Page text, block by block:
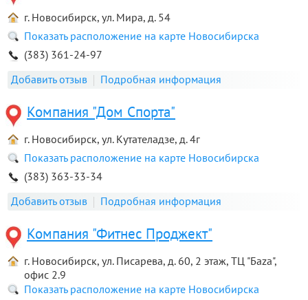
г. Новосибирск, ул. Мира, д. 54
Показать расположение на карте Новосибирска
(383) 361-24-97
Добавить отзыв
Подробная информация
Компания "Дом Спорта"
г. Новосибирск, ул. Кутателадзе, д. 4г
Показать расположение на карте Новосибирска
(383) 363-33-34
Добавить отзыв
Подробная информация
Компания "Фитнес Проджект"
г. Новосибирск, ул. Писарева, д. 60, 2 этаж, ТЦ "Баza",
офис 2.9
Показать расположение на карте Новосибирска